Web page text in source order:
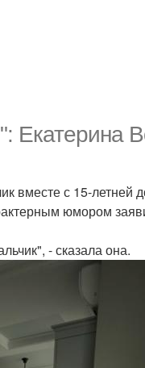
Екатерина
вместе с 15-летней
юмором
- сказала она.